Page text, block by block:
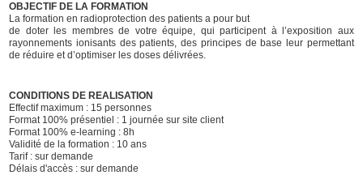
OBJECTIF DE LA FORMATION
La formation en radioprotection des patients a pour but
de doter les membres de votre équipe, qui participent à l’exposition aux
rayonnements ionisants des patients, des principes de base leur permettant
de réduire et d’optimiser les doses délivrées.
CONDITIONS DE REALISATION
Effectif maximum : 15 personnes
Format 100% présentiel : 1 journée sur site client
Format 100% e-learning : 8h
Validité de la formation : 10 ans
Tarif : sur demande
Délais d'accès : sur demande